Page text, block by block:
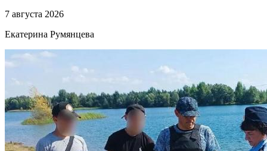
7 августа 2026
Екатерина Румянцева